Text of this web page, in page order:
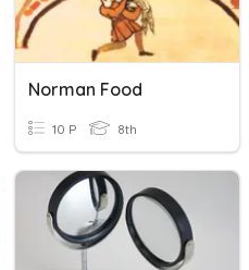
Norman Food
10 P 8th